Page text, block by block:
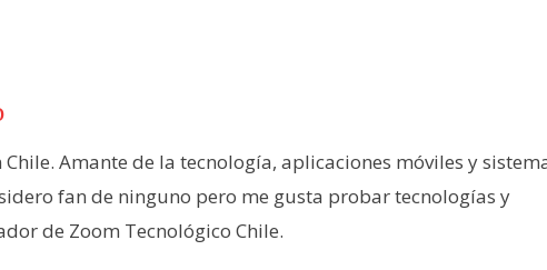
Amante de la tecnología, aplicaciones móviles y
fan de ninguno pero me gusta probar tecnologías y
de Zoom Tecnológico Chile.